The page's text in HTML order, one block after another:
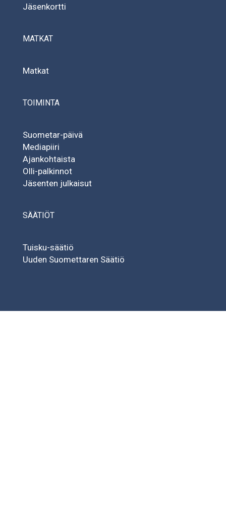
Jäsenkortti
MATKAT
Matkat
TOIMINTA
Suometar-päivä
Mediapiiri
Ajankohtaista
Olli-palkinnot
Jäsenten julkaisut
SÄÄTIÖT
Tuisku-säätiö
Uuden Suomettaren Säätiö